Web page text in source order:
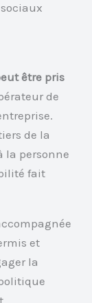
être pris
de
de la
la personne
fait
et
la